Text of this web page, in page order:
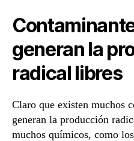
generan la
radical libres
Claro que existen muchos
generan la producción
muchos químicos, como